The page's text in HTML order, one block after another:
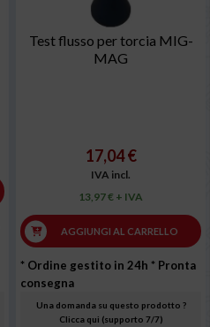
Test flusso per torcia MIG-
MAG
17,04 €
IVA incl.
13,97 € + IVA
AGGIUNGI AL CARRELLO
* Ordine gestito in 24h * Pronta
consegna
Una domanda su questo prodotto ?
Clicca qui (supporto 7/7)